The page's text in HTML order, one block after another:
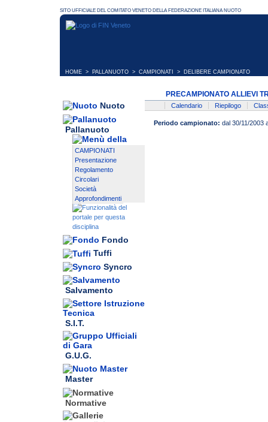
HOME > PALLANUOTO > CAMPIONATI > DELIBERE CAMPIONATO
Nuoto
Pallanuoto
CAMPIONATI
Presentazione
Regolamento
Circolari
Società
Approfondimenti
Fondo
Tuffi
Syncro
Salvamento
S.I.T.
G.U.G.
Master
Normative
PRECAMPIONATO ALLIEVI
Calendario Riepilogo
Periodo campionato: dal 30/11/2003